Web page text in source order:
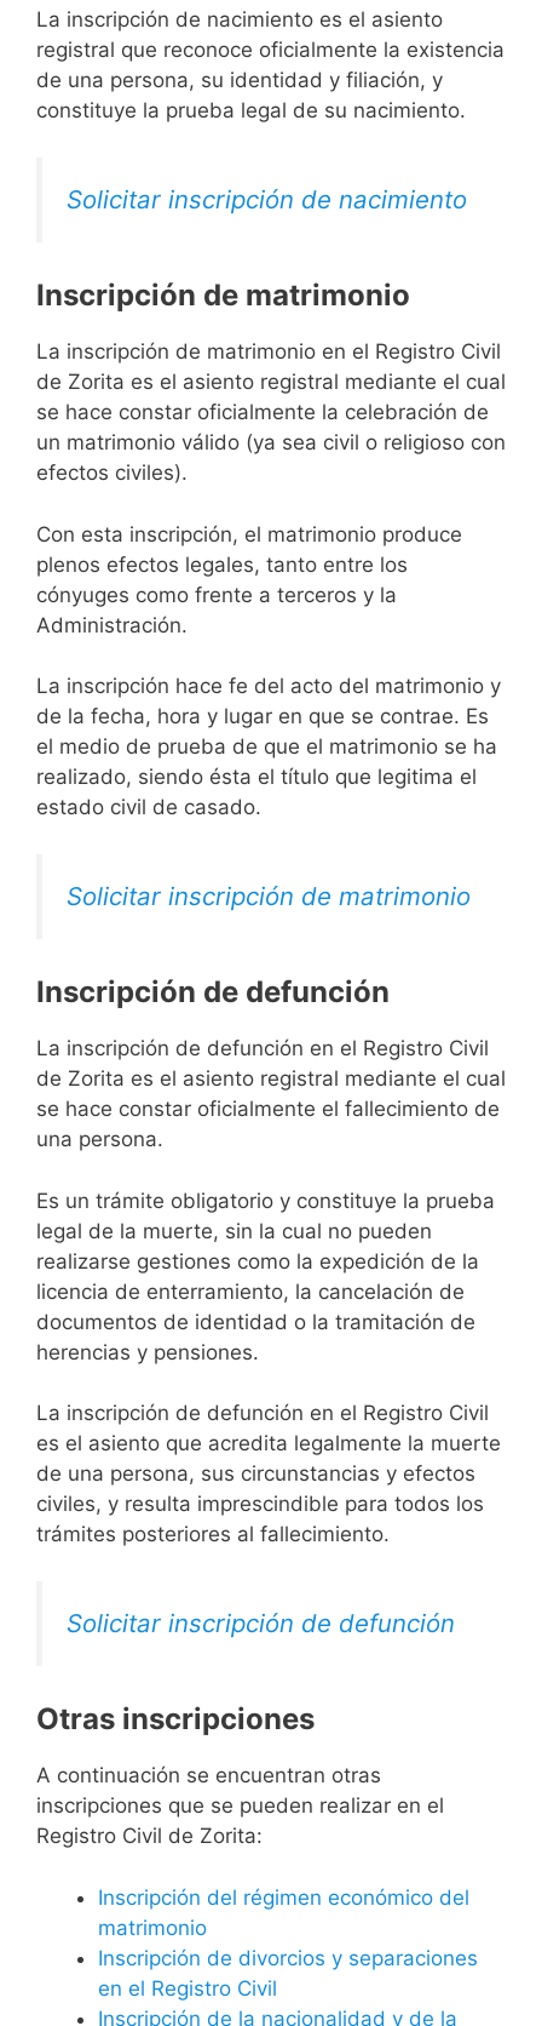
La inscripción de nacimiento es el asiento
registral que reconoce oficialmente la existencia
de una persona, su identidad y filiación, y
constituye la prueba legal de su nacimiento.
Solicitar inscripción de nacimiento
Inscripción de matrimonio
La inscripción de matrimonio en el Registro Civil
de Zorita es el asiento registral mediante el cual
se hace constar oficialmente la celebración de
un matrimonio válido (ya sea civil o religioso con
efectos civiles).
Con esta inscripción, el matrimonio produce
plenos efectos legales, tanto entre los
cónyuges como frente a terceros y la
Administración.
La inscripción hace fe del acto del matrimonio y
de la fecha, hora y lugar en que se contrae. Es
el medio de prueba de que el matrimonio se ha
realizado, siendo ésta el título que legitima el
estado civil de casado.
Solicitar inscripción de matrimonio
Inscripción de defunción
La inscripción de defunción en el Registro Civil
de Zorita es el asiento registral mediante el cual
se hace constar oficialmente el fallecimiento de
una persona.
Es un trámite obligatorio y constituye la prueba
legal de la muerte, sin la cual no pueden
realizarse gestiones como la expedición de la
licencia de enterramiento, la cancelación de
documentos de identidad o la tramitación de
herencias y pensiones.
La inscripción de defunción en el Registro Civil
es el asiento que acredita legalmente la muerte
de una persona, sus circunstancias y efectos
civiles, y resulta imprescindible para todos los
trámites posteriores al fallecimiento.
Solicitar inscripción de defunción
Otras inscripciones
A continuación se encuentran otras
inscripciones que se pueden realizar en el
Registro Civil de Zorita:
Inscripción del régimen económico del
matrimonio
Inscripción de divorcios y separaciones
en el Registro Civil
Inscripción de la nacionalidad y de la